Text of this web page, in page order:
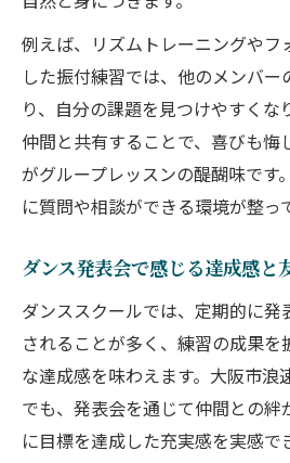
例えば、リズムトレーニングやフ
した振付練習では、他のメンバー
り、自分の課題を見つけやすくな
仲間と共有することで、喜びも悔
がグループレッスンの醍醐味です
に質問や相談ができる環境が整っ
ダンス発表会で感じる達成感と
ダンススクールでは、定期的に
されることが多く、練習の成果を
な達成感を味わえます。大阪市浪
でも、発表会を通じて仲間との絆
に目標を達成した充実感を実感で